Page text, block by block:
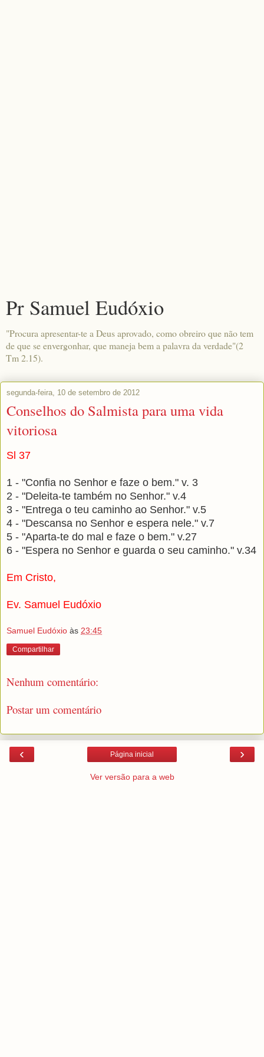
Pr Samuel Eudóxio
"Procura apresentar-te a Deus aprovado, como obreiro que não tem
de que se envergonhar, que maneja bem a palavra da verdade"(2
Tm 2.15).
segunda-feira, 10 de setembro de 2012
Conselhos do Salmista para uma vida
vitoriosa
Sl 37
1 - "Confia no Senhor e faze o bem." v. 3
2 - "Deleita-te também no Senhor." v.4
3 - "Entrega o teu caminho ao Senhor." v.5
4 - "Descansa no Senhor e espera nele." v.7
5 - "Aparta-te do mal e faze o bem." v.27
6 - "Espera no Senhor e guarda o seu caminho." v.34
Em Cristo,
Ev. Samuel Eudóxio
Samuel Eudóxio às 23:45
Compartilhar
Nenhum comentário:
Postar um comentário
‹ ›
Página inicial
Ver versão para a web